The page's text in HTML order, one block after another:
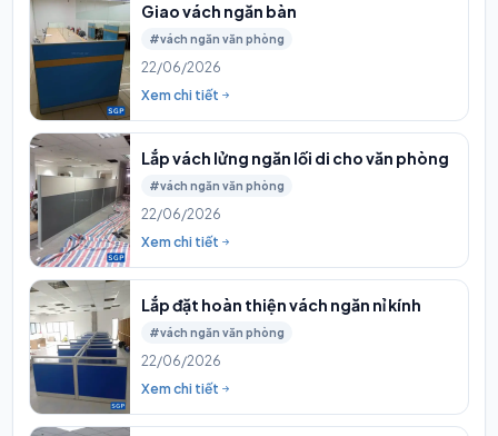
Giao vách ngăn bàn
#vách ngăn văn phòng
22/06/2026
Xem chi tiết
Lắp vách lửng ngăn lối di cho văn phòng
#vách ngăn văn phòng
22/06/2026
Xem chi tiết
Lắp đặt hoàn thiện vách ngăn nỉ kính
#vách ngăn văn phòng
22/06/2026
Xem chi tiết